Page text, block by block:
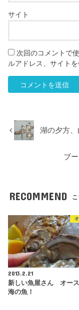
サイト
次回のコメントで
ルアドレス、サイトを
湖の夕方
ブ
RECOMMEND
2013.2.21
新しい魚屋さん オー
海の魚！